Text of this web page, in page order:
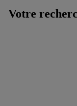
Votre